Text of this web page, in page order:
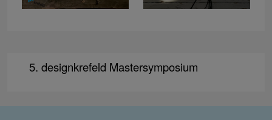
5. designkrefeld Mastersymposium